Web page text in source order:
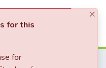
×
for this
for